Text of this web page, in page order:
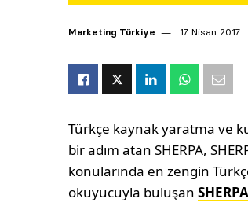
Marketing Türkiye 17 Nisan 2017
Türkçe kaynak yaratma ve
bir adım atan SHERPA,
konularında en zengin
okuyucuyla buluşan